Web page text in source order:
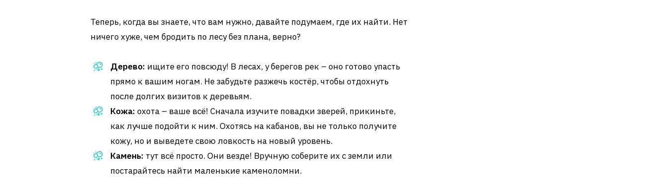
Теперь, когда вы знаете, что вам нужно, давайте подумаем, где их найти. Нет
ничего хуже, чем бродить по лесу без плана, верно?
Дерево: ищите его повсюду! В лесах, у берегов рек – оно готово упасть
прямо к вашим ногам. Не забудьте разжечь костёр, чтобы отдохнуть
после долгих визитов к деревьям.
Кожа: охота – ваше всё! Сначала изучите повадки зверей, прикиньте,
как лучше подойти к ним. Охотясь на кабанов, вы не только получите
кожу, но и выведете свою ловкость на новый уровень.
Камень: тут всё просто. Они везде! Вручную соберите их с земли или
постарайтесь найти маленькие каменоломни.